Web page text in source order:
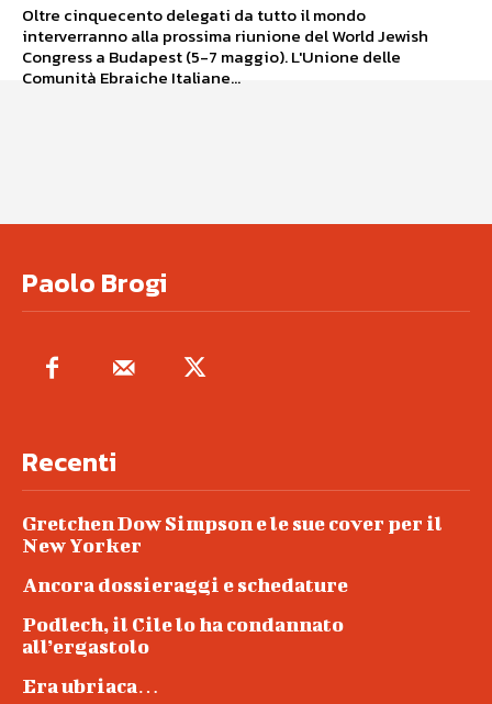
Oltre cinquecento delegati da tutto il mondo
interverranno alla prossima riunione del World Jewish
Congress a Budapest (5-7 maggio). L'Unione delle
Comunità Ebraiche Italiane...
Paolo Brogi
Recenti
Gretchen Dow Simpson e le sue cover per il
New Yorker
Ancora dossieraggi e schedature
Podlech, il Cile lo ha condannato
all’ergastolo
Era ubriaca…